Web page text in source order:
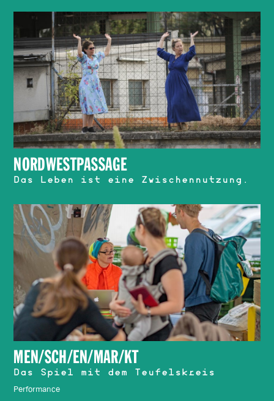
NORDWESTPASSAGE
Das Leben ist eine Zwischennutzung.
MEN/SCH/EN/MAR/KT
Das Spiel mit dem Teufelskreis
Performance